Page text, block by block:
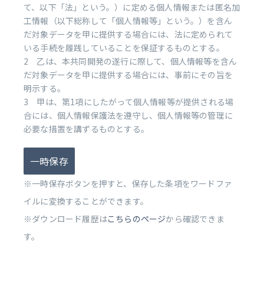
て、以下「法」という。）に定める個人情報または匿名加
工情報（以下総称して「個人情報等」という。）を含ん
だ対象データを甲に提供する場合には、法に定められて
いる手続を履践していることを保証するものとする。
2 乙は、本共同開発の遂行に際して、個人情報等を含ん
だ対象データを甲に提供する場合には、事前にその旨を
明示する。
3 甲は、第1項にしたがって個人情報等が提供される場
合には、個人情報保護法を遵守し、個人情報等の管理に
必要な措置を講ずるものとする。
一時保存
※一時保存ボタンを押すと、保存した条項をワードファ
イルに変換することができます。
※ダウンロード履歴はこちらのページから確認できま
す。